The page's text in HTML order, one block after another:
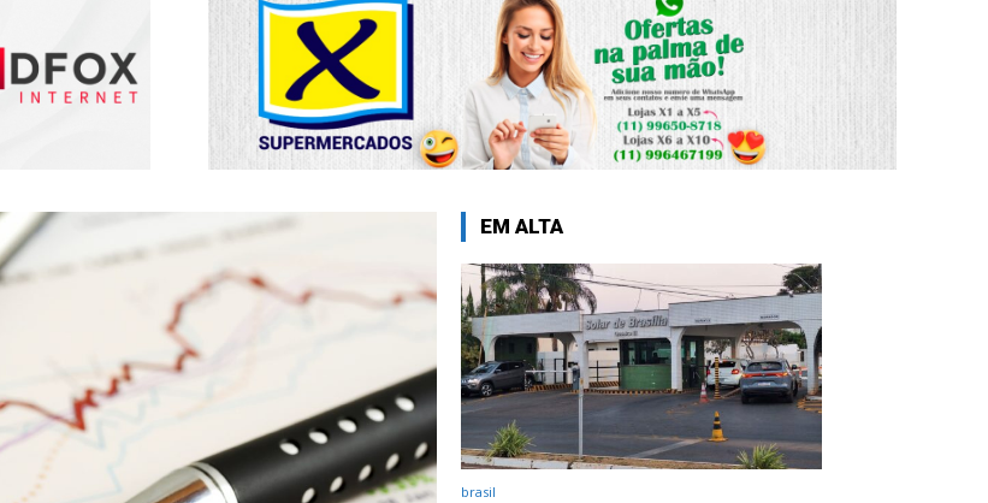
EM ALTA
brasil